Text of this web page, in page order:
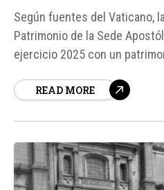
Según fuentes del Vaticano,
Patrimonio de la Sede
ejercicio 2025 con un
89 millones respecto a 2024.
READ MORE